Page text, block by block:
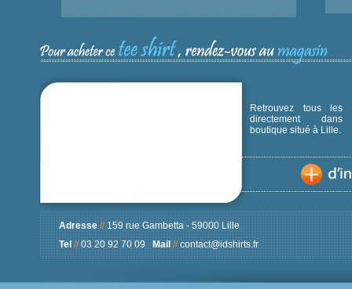
Retrouvez tous les
directement
boutique situé à Lille.
Adresse//159 rue Gambetta - 59000 Lille
Tel//03 20 92 70 09Mail// contact@idshirts.fr